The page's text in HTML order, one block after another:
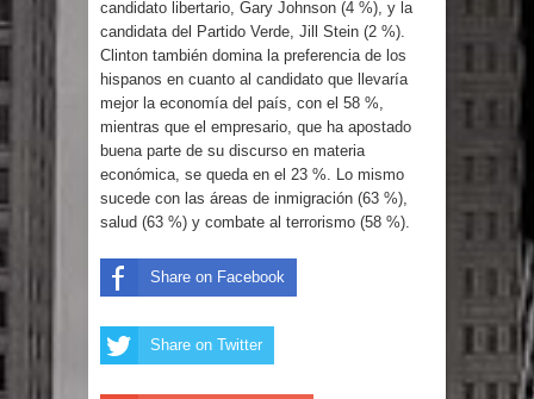
Humala queda en libertad tras la
anulación de condena de 15 años por
lavado
DIGEIG y Liga Municipal Dominicana
impulsan nuevas metas de
transparencia a través SISMAP
candidato libertario, Gary Johnson (4 %), y la
candidata del Partido Verde, Jill Stein (2 %).
Clinton también domina la preferencia de los
hispanos en cuanto al candidato que llevaría
mejor la economía del país, con el 58 %,
mientras que el empresario, que ha apostado
buena parte de su discurso en materia
económica, se queda en el 23 %. Lo mismo
sucede con las áreas de inmigración (63 %),
salud (63 %) y combate al terrorismo (58 %).
Share on Facebook
Share on Twitter